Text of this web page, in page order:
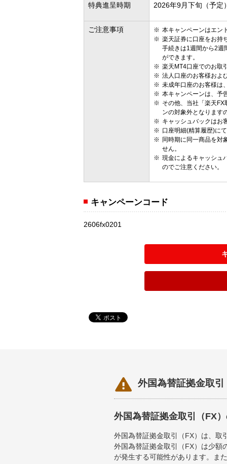
特典進呈時期 2026年9月下旬（予定
ご注意事項
本キャンペーンはエン
楽天証券に口座をお持
手続きは1週間から2週
ができます。
楽天MT4口座でのお取
法人口座のお客様およ
未成年口座のお客様は
本キャンペーンは、予
その他、当社「楽天
ンの対象外となります
キャッシュバックはお
口座明細(精算履歴)に
同時期に同一商品を対
せん。
現金によるキャッシュ
のでご注意ください。
キャンペーンコード
2606fx0201
 外国為替証拠金取
外国為替証拠金取引（FX
外国為替証拠金取引（FX）は、取
外国為替証拠金取引（FX）は少額
が発生する可能性があります。ま